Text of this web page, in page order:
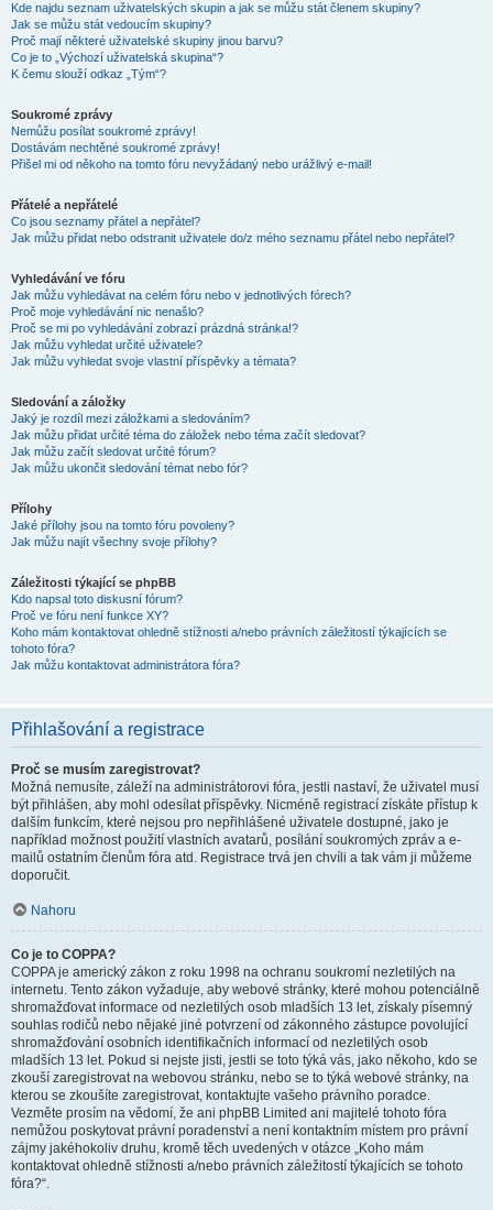
Kde najdu seznam uživatelských skupin a jak se můžu stát členem skupiny?
Jak se můžu stát vedoucím skupiny?
Proč mají některé uživatelské skupiny jinou barvu?
Co je to „Výchozí uživatelská skupina“?
K čemu slouží odkaz „Tým“?
Soukromé zprávy
Nemůžu posílat soukromé zprávy!
Dostávám nechtěné soukromé zprávy!
Přišel mi od někoho na tomto fóru nevyžádaný nebo urážlivý e-mail!
Přátelé a nepřátelé
Co jsou seznamy přátel a nepřátel?
Jak můžu přidat nebo odstranit uživatele do/z mého seznamu přátel nebo nepřátel?
Vyhledávání ve fóru
Jak můžu vyhledávat na celém fóru nebo v jednotlivých fórech?
Proč moje vyhledávání nic nenašlo?
Proč se mi po vyhledávání zobrazí prázdná stránka!?
Jak můžu vyhledat určité uživatele?
Jak můžu vyhledat svoje vlastní příspěvky a témata?
Sledování a záložky
Jaký je rozdíl mezi záložkami a sledováním?
Jak můžu přidat určité téma do záložek nebo téma začít sledovat?
Jak můžu začít sledovat určité fórum?
Jak můžu ukončit sledování témat nebo fór?
Přílohy
Jaké přílohy jsou na tomto fóru povoleny?
Jak můžu najít všechny svoje přílohy?
Záležitosti týkající se phpBB
Kdo napsal toto diskusní fórum?
Proč ve fóru není funkce XY?
Koho mám kontaktovat ohledně stížnosti a/nebo právních záležitostí týkajících se
tohoto fóra?
Jak můžu kontaktovat administrátora fóra?
Přihlašování a registrace
Proč se musím zaregistrovat?
Možná nemusíte, záleží na administrátorovi fóra, jestli nastaví, že uživatel musí
být přihlášen, aby mohl odesílat příspěvky. Nicméně registrací získáte přístup k
dalším funkcím, které nejsou pro nepřihlášené uživatele dostupné, jako je
například možnost použití vlastních avatarů, posílání soukromých zpráv a e-
mailů ostatním členům fóra atd. Registrace trvá jen chvíli a tak vám ji můžeme
doporučit.
Nahoru
Co je to COPPA?
COPPA je americký zákon z roku 1998 na ochranu soukromí nezletilých na
internetu. Tento zákon vyžaduje, aby webové stránky, které mohou potenciálně
shromažďovat informace od nezletilých osob mladších 13 let, získaly písemný
souhlas rodičů nebo nějaké jiné potvrzení od zákonného zástupce povolující
shromažďování osobních identifikačních informací od nezletilých osob
mladších 13 let. Pokud si nejste jisti, jestli se toto týká vás, jako někoho, kdo se
zkouší zaregistrovat na webovou stránku, nebo se to týká webové stránky, na
kterou se zkoušíte zaregistrovat, kontaktujte vašeho právního poradce.
Vezměte prosím na vědomí, že ani phpBB Limited ani majitelé tohoto fóra
nemůžou poskytovat právní poradenství a není kontaktním místem pro právní
zájmy jakéhokoliv druhu, kromě těch uvedených v otázce „Koho mám
kontaktovat ohledně stížnosti a/nebo právních záležitostí týkajících se tohoto
fóra?“.